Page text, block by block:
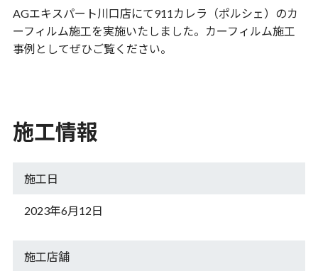
AGエキスパート川口店にて911カレラ（ポルシェ）のカ
ーフィルム施工を実施いたしました。カーフィルム施工
事例としてぜひご覧ください。
施工情報
施工日
2023年6月12日
施工店舗